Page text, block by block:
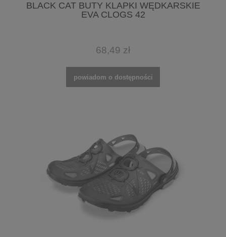
BLACK CAT BUTY KLAPKI WĘDKARSKIE
EVA CLOGS 42
68,49 zł
powiadom o dostępności